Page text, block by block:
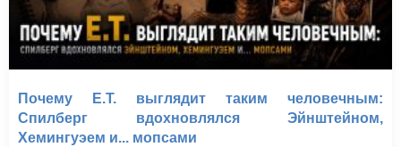
Почему E.T. выглядит таким человечным:
Спилберг вдохновлялся Эйнштейном,
Хемингуэем и... мопсами